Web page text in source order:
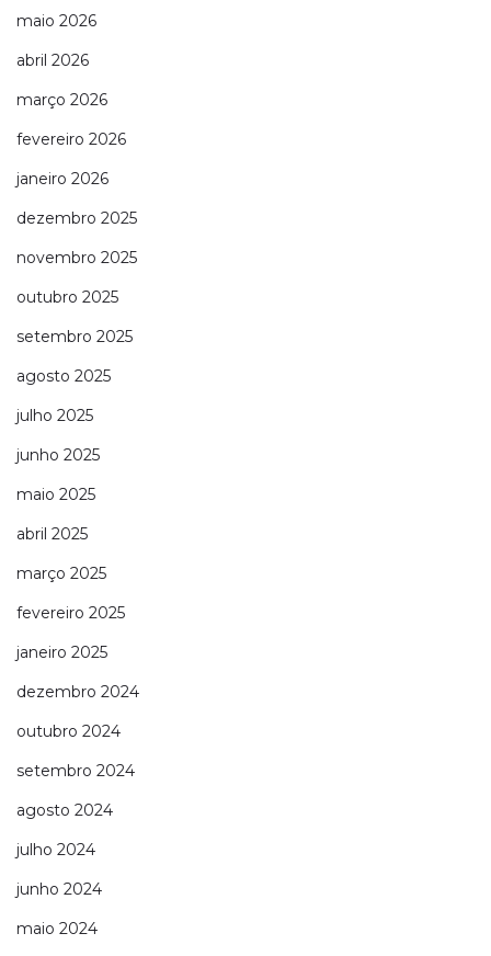
maio 2026
abril 2026
março 2026
fevereiro 2026
janeiro 2026
dezembro 2025
novembro 2025
outubro 2025
setembro 2025
agosto 2025
julho 2025
junho 2025
maio 2025
abril 2025
março 2025
fevereiro 2025
janeiro 2025
dezembro 2024
outubro 2024
setembro 2024
agosto 2024
julho 2024
junho 2024
maio 2024